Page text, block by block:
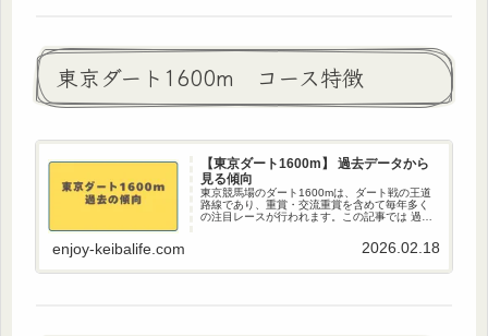
東京ダート1600m コース特徴
【東京ダート1600m】 過去データから
見る傾向
東京競馬場のダート1600mは、ダート戦の王道
路線であり、重賞・交流重賞を含めて毎年多く
の注目レースが行われます。この記事では 過去
徴と、勝ち馬に絡む馬の条件・穴馬の狙い方を
enjoy-keibalife.com 2026.02.18